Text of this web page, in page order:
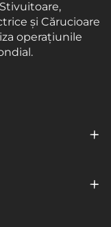
și Cărucioare
operațiunile